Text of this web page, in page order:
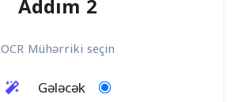
OCR Mühərriki seçin
Gələcək